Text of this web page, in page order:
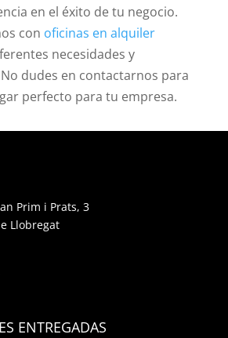
en el éxito de tu negocio.
con oficinas en alquiler
necesidades y
dudes en contactarnos para
perfecto para tu empresa.
Prim i Prats, 3
Llobregat
ENTREGADAS